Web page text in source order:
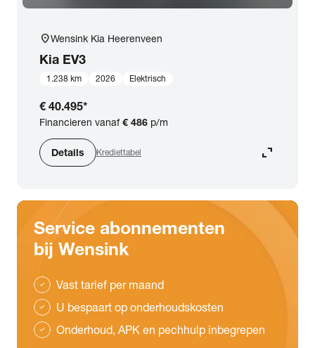
location_onWensink Kia Heerenveen
Kia EV3
1.238 km 2026 Elektrisch
€ 40.495*
Financieren vanaf€ 486 p/m
Details Krediettabel expand_content
Service abonnementen
bij Wensink
check Vast tarief per maand
check U bespaart op onderhoudskosten
check Onderhoud, APK en pechhulp inbegrepen